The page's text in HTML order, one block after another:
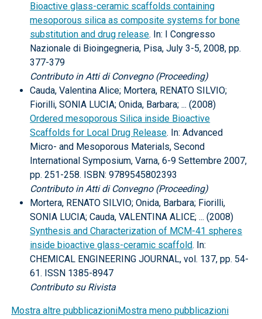
Bioactive glass-ceramic scaffolds containing
mesoporous silica as composite systems for bone
substitution and drug release. In: I Congresso
Nazionale di Bioingegneria, Pisa, July 3-5, 2008, pp.
377-379
Contributo in Atti di Convegno (Proceeding)
Cauda, Valentina Alice; Mortera, RENATO SILVIO;
Fiorilli, SONIA LUCIA; Onida, Barbara; ... (2008)
Ordered mesoporous Silica inside Bioactive
Scaffolds for Local Drug Release. In: Advanced
Micro- and Mesoporous Materials, Second
International Symposium, Varna, 6-9 Settembre 2007,
pp. 251-258. ISBN: 9789545802393
Contributo in Atti di Convegno (Proceeding)
Mortera, RENATO SILVIO; Onida, Barbara; Fiorilli,
SONIA LUCIA; Cauda, VALENTINA ALICE; ... (2008)
Synthesis and Characterization of MCM-41 spheres
inside bioactive glass-ceramic scaffold. In:
CHEMICAL ENGINEERING JOURNAL, vol. 137, pp. 54-
61. ISSN 1385-8947
Contributo su Rivista
Mostra altre pubblicazioniMostra meno pubblicazioni